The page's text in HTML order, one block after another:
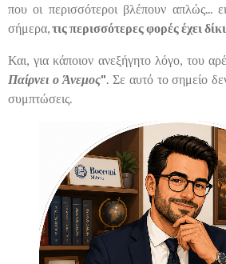
που οι περισσότεροι βλέπουν απλώς...
σήμερα,τις περισσότερες φορές έχει
Και, για κάποιον ανεξήγητο λόγο, του
Παίρνει ο Άνεμος". Σε αυτό το σημείο
συμπτώσεις.